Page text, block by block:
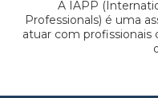
A IAPP
Professionals) é uma
atuar com profissionais